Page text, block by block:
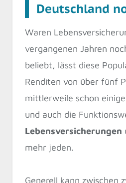
Deutschland
Waren
vergangenen Jahren
beliebt, lässt diese
Renditen von über fünf
mittlerweile schon
und auch die
Lebensversicherungen
mehr jeden.
Generell kann zwischen